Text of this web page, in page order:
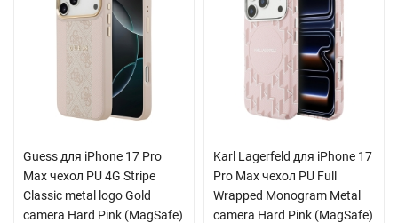
Guess для iPhone 17 Pro
Max чехол PU 4G Stripe
Classic metal logo Gold
camera Hard Pink (MagSafe)
Karl Lagerfeld для iPhone 17
Pro Max чехол PU Full
Wrapped Monogram Metal
camera Hard Pink (MagSafe)